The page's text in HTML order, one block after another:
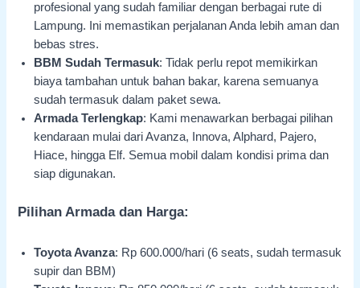
profesional yang sudah familiar dengan berbagai rute di
Lampung. Ini memastikan perjalanan Anda lebih aman dan
bebas stres.
BBM Sudah Termasuk: Tidak perlu repot memikirkan
biaya tambahan untuk bahan bakar, karena semuanya
sudah termasuk dalam paket sewa.
Armada Terlengkap: Kami menawarkan berbagai pilihan
kendaraan mulai dari Avanza, Innova, Alphard, Pajero,
Hiace, hingga Elf. Semua mobil dalam kondisi prima dan
siap digunakan.
Pilihan Armada dan Harga:
Toyota Avanza: Rp 600.000/hari (6 seats, sudah termasuk
supir dan BBM)